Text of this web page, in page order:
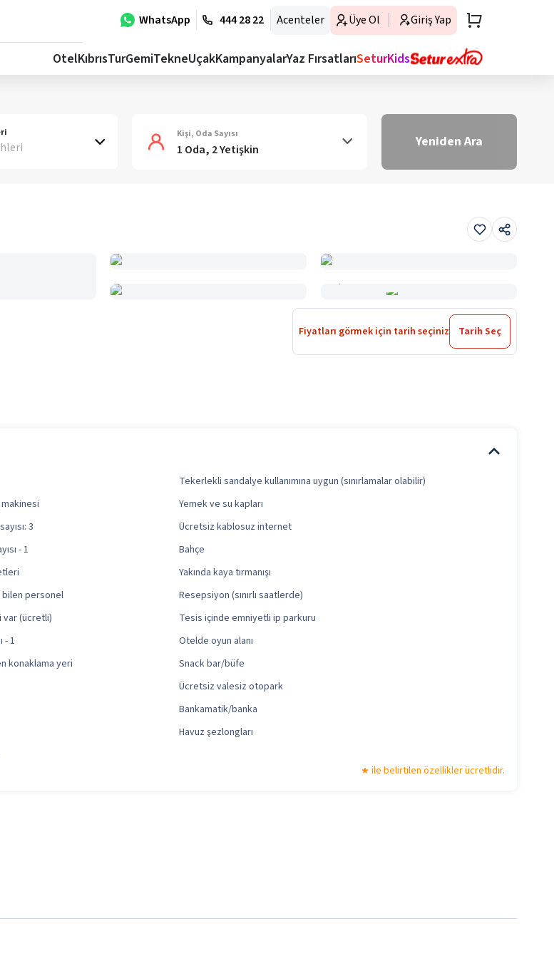
WhatsApp 444 28 22 Acenteler Üye Ol Giriş Yap
OtelKıbrısTurGemiTekneUçakKampanyalarYaz FırsatlarıSeturKids
Kişi, Oda Sayısı
1 Oda, 2 Yetişkin Yeniden Ara
Fiyatları görmek için tarih seçiniz Tarih Seç
Tekerlekli sandalye kullanımına uygun (sınırlamalar olabilir)
Yemek ve su kapları
3
Ücretsiz kablosuz internet
- 1
Bahçe
Yakında kaya tırmanışı
personel
Resepsiyon (sınırlı saatlerde)
var (ücretli)
Tesis içinde emniyetli ip parkuru
- 1
Otelde oyun alanı
konaklama yeri
Snack bar/büfe
Ücretsiz valesiz otopark
Bankamatik/banka
Havuz şezlongları
ile belirtilen özellikler ücretlidir.